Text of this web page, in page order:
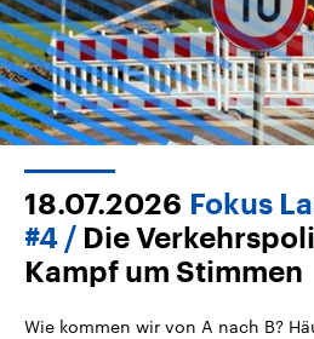
18.07.2026 Fokus
#4
Die
Kampf um Stimmen
Wie kommen wir von A nach B?